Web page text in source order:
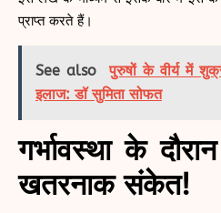
प्राप्त करते हैं।
See also
पुरुषों के वीर्य में
इलाज: डॉ सुमिता सोफत
गर्भावस्था के
खतरनाक संकेत!